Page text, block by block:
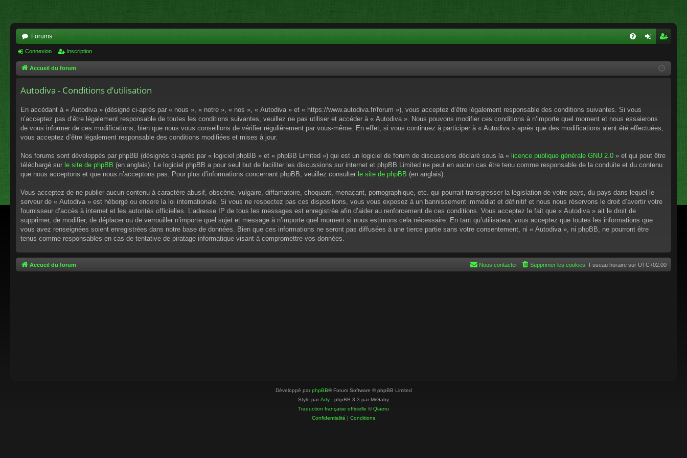
Forums
cri
Connexion Inscription
Accueil du forum
Autodiva - Conditions d’utilisation
En accédant à « Autodiva » (désigné ci-après par « nous », « notre », « nos », « Autodiva » et « https://www.autodiva.fr/forum »), vous acceptez d’être légalement responsable des conditions suivantes. Si vous
n’acceptez pas d’être légalement responsable de toutes les conditions suivantes, veuillez ne pas utiliser et accéder à « Autodiva ». Nous pouvons modifier ces conditions à n’importe quel moment et nous essaierons
de vous informer de ces modifications, bien que nous vous conseillons de vérifier régulièrement par vous-même. En effet, si vous continuez à participer à « Autodiva » après que des modifications aient été effectuées,
vous acceptez d’être légalement responsable des conditions modifiées et mises à jour.
Nos forums sont développés par phpBB (désignés ci-après par « logiciel phpBB » et « phpBB Limited ») qui est un logiciel de forum de discussions déclaré sous la « licence publique générale GNU 2.0 » et qui peut être
téléchargé sur le site de phpBB (en anglais). Le logiciel phpBB a pour seul but de faciliter les discussions sur internet et phpBB Limited ne peut en aucun cas être tenu comme responsable de la conduite et du contenu
que nous acceptons et que nous n’acceptons pas. Pour plus d’informations concernant phpBB, veuillez consulter le site de phpBB (en anglais).
Vous acceptez de ne publier aucun contenu à caractère abusif, obscène, vulgaire, diffamatoire, choquant, menaçant, pornographique, etc. qui pourrait transgresser la législation de votre pays, du pays dans lequel le
serveur de « Autodiva » est hébergé ou encore la loi internationale. Si vous ne respectez pas ces dispositions, vous vous exposez à un bannissement immédiat et définitif et nous nous réservons le droit d’avertir votre
fournisseur d’accès à internet et les autorités officielles. L’adresse IP de tous les messages est enregistrée afin d’aider au renforcement de ces conditions. Vous acceptez le fait que « Autodiva » ait le droit de
supprimer, de modifier, de déplacer ou de verrouiller n’importe quel sujet et message à n’importe quel moment si nous estimons cela nécessaire. En tant qu’utilisateur, vous acceptez que toutes les informations que
vous avez renseignées soient enregistrées dans notre base de données. Bien que ces informations ne seront pas diffusées à une tierce partie sans votre consentement, ni « Autodiva », ni phpBB, ne pourront être
tenus comme responsables en cas de tentative de piratage informatique visant à compromettre vos données.
Accueil du forum Fuseau horaire sur UTC+02:00
Supprimer les cookies
Nous contacter
Développé par phpBB® Forum Software © phpBB Limited
Style par Arty - phpBB 3.3 par MrGaby
Traduction française officielle ©Qiaeru
Confidentialité | Conditions